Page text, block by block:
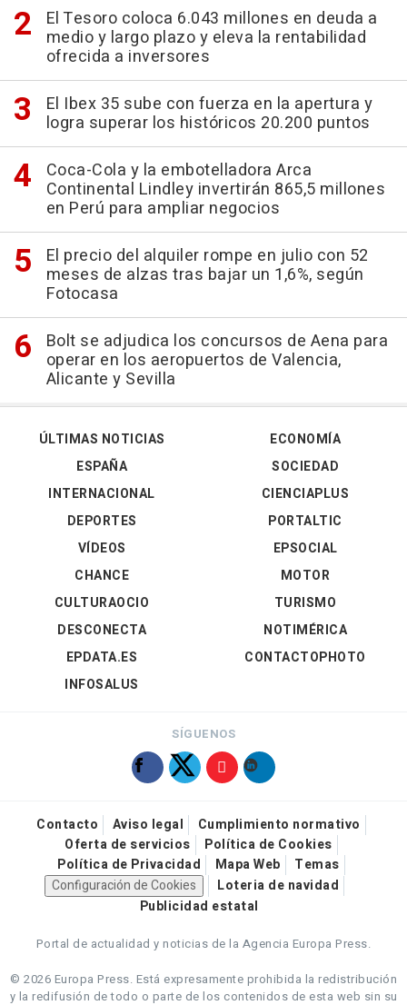
El Tesoro coloca 6.043 millones en deuda a
medio y largo plazo y eleva la rentabilidad
ofrecida a inversores
El Ibex 35 sube con fuerza en la apertura y
logra superar los históricos 20.200 puntos
Coca-Cola y la embotelladora Arca
Continental Lindley invertirán 865,5 millones
en Perú para ampliar negocios
El precio del alquiler rompe en julio con 52
meses de alzas tras bajar un 1,6%, según
Fotocasa
Bolt se adjudica los concursos de Aena para
operar en los aeropuertos de Valencia,
Alicante y Sevilla
ÚLTIMAS NOTICIAS
ESPAÑA
INTERNACIONAL
DEPORTES
VÍDEOS
ECONOMÍA
SOCIEDAD
CIENCIAPLUS
PORTALTIC
EPSOCIAL
CHANCE
CULTURAOCIO
DESCONECTA
EPDATA.ES
INFOSALUS
MOTOR
TURISMO
NOTIMÉRICA
CONTACTOPHOTO
SÍGUENOS
Contacto Aviso legal
Cumplimiento normativo
Oferta de servicios
Política de Cookies
Política de Privacidad
Mapa Web
Temas
Configuración de Cookies
Loteria de navidad
Publicidad estatal
Portal de actualidad y noticias de la Agencia Europa Press.
© 2026 Europa Press. Está expresamente prohibida la redistribución
y la redifusión de todo o parte de los contenidos de esta web sin su